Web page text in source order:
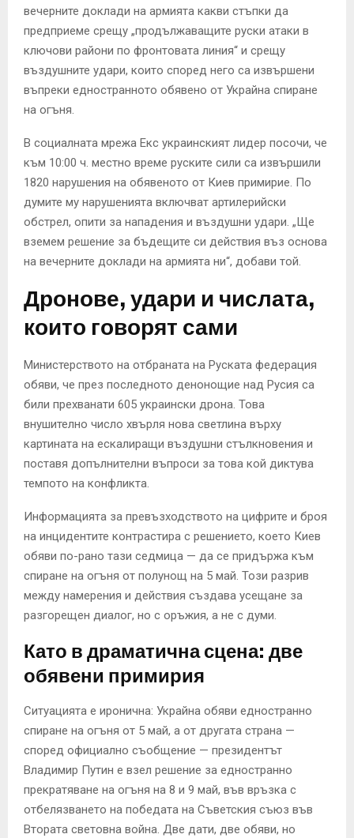
вечерните доклади на армията какви стъпки да
предприеме срещу „продължаващите руски атаки в
ключови райони по фронтовата линия“ и срещу
въздушните удари, които според него са извършени
въпреки едностранното обявено от Украйна спиране
на огъня.
В социалната мрежа Екс украинският лидер посочи, че
към 10:00 ч. местно време руските сили са извършили
1820 нарушения на обявеното от Киев примирие. По
думите му нарушенията включват артилерийски
обстрел, опити за нападения и въздушни удари. „Ще
вземем решение за бъдещите си действия въз основа
на вечерните доклади на армията ни“, добави той.
Дронове, удари и числата,
които говорят сами
Министерството на отбраната на Руската федерация
обяви, че през последното денонощие над Русия са
били прехванати 605 украински дрона. Това
внушително число хвърля нова светлина върху
картината на ескалиращи въздушни стълкновения и
поставя допълнителни въпроси за това кой диктува
темпото на конфликта.
Информацията за превъзходството на цифрите и броя
на инцидентите контрастира с решението, което Киев
обяви по-рано тази седмица — да се придържа към
спиране на огъня от полунощ на 5 май. Този разрив
между намерения и действия създава усещане за
разгорещен диалог, но с оръжия, а не с думи.
Като в драматична сцена: две
обявени примирия
Ситуацията е иронична: Украйна обяви едностранно
спиране на огъня от 5 май, а от другата страна —
според официално съобщение — президентът
Владимир Путин е взел решение за едностранно
прекратяване на огъня на 8 и 9 май, във връзка с
отбелязването на победата на Съветския съюз във
Втората световна война. Две дати, две обяви, но